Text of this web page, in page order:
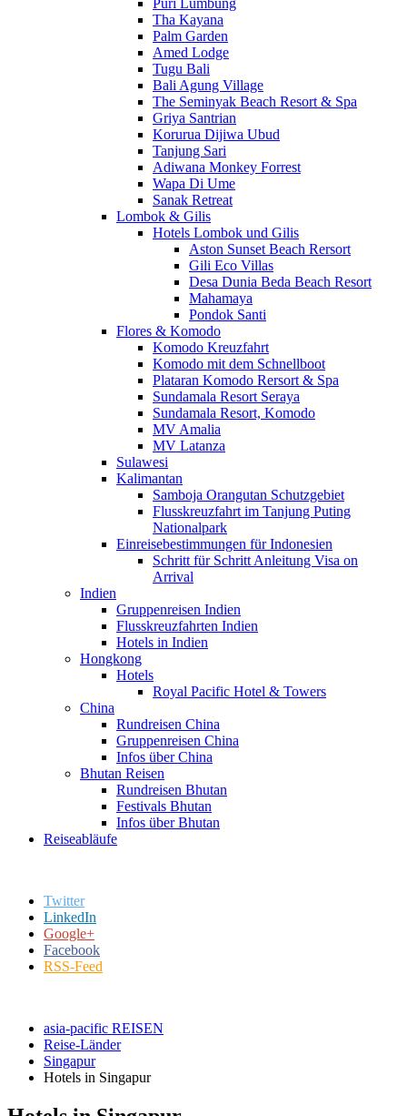
Puri Lumbung
Tha Kayana
Palm Garden
Amed Lodge
Tugu Bali
Bali Agung Village
The Seminyak Beach Resort & Spa
Griya Santrian
Korurua Dijiwa Ubud
Tanjung Sari
Adiwana Monkey Forrest
Wapa Di Ume
Sanak Retreat
Lombok & Gilis
Hotels Lombok und Gilis
Aston Sunset Beach Rersort
Gili Eco Villas
Desa Dunia Beda Beach Resort
Mahamaya
Pondok Santi
Flores & Komodo
Komodo Kreuzfahrt
Komodo mit dem Schnellboot
Plataran Komodo Rersort & Spa
Sundamala Resort Seraya
Sundamala Resort, Komodo
MV Amalia
MV Latanza
Sulawesi
Kalimantan
Samboja Orangutan Schutzgebiet
Flusskreuzfahrt im Tanjung Puting
Nationalpark
Einreisebestimmungen für Indonesien
Schritt für Schritt Anleitung Visa on
Arrival
Indien
Gruppenreisen Indien
Flusskreuzfahrten Indien
Hotels in Indien
Hongkong
Hotels
Royal Pacific Hotel & Towers
China
Rundreisen China
Gruppenreisen China
Infos über China
Bhutan Reisen
Rundreisen Bhutan
Festivals Bhutan
Infos über Bhutan
Reiseabläufe
Twitter
LinkedIn
Google+
Facebook
RSS-Feed
asia-pacific REISEN
Reise-Länder
Singapur
Hotels in Singapur